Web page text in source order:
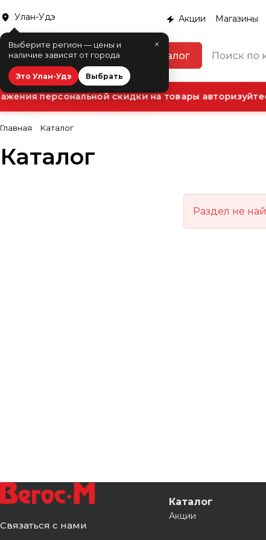
Улан-Удэ
×
Выберите регион — цены и
наличие зависят от города
Это Улан-Удэ Выбрать
Акции Магазины
Каталог
персональной скидки на товары
Главная Каталог
Каталог
Раздел не
Связаться с нами
Каталог
Акции